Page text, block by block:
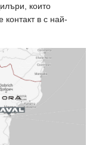
които
в с най-